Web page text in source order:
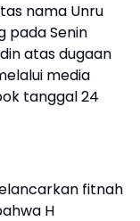
nama Unru
pada Senin
atas dugaan
media
tanggal 24
fitnah
H